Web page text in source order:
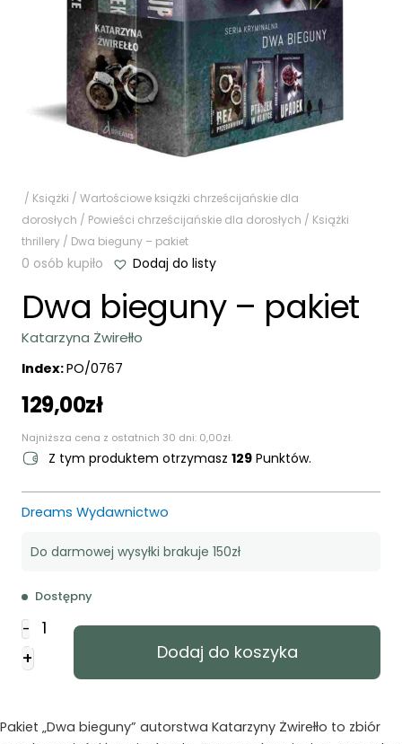
/ Książki / Wartościowe książki chrześcijańskie dla
dorosłych / Powieści chrześcijańskie dla dorosłych / Książki
thrillery / Dwa bieguny – pakiet
0 osób kupiło Dodaj do listy
Dwa bieguny – pakiet
Katarzyna Żwirełło
Index:PO/0767
129,00zł
Najniższa cena z ostatnich 30 dni: 0,00zł.
Z tym produktem otrzymasz 129 Punktów.
Dreams Wydawnictwo
Do darmowej wysyłki brakuje 150zł
Dostępny
-
Dwa
bieguny
+ Dodaj do koszyka
Pakiet „Dwa bieguny” autorstwa Katarzyny Żwirełło to zbiór